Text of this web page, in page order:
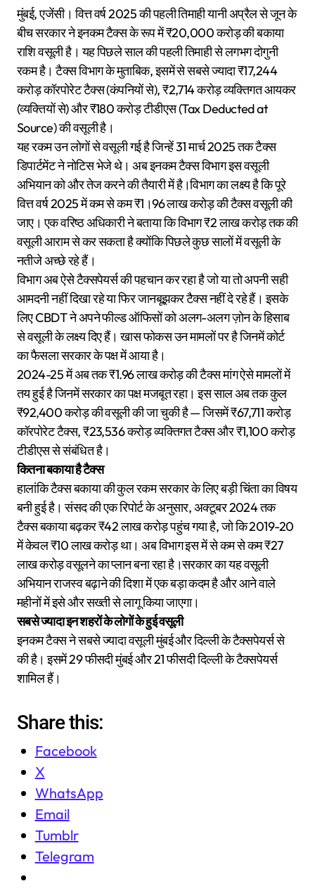
मुंबई, एजेंसी। वित्त वर्ष 2025 की पहली तिमाही यानी अप्रैल से जून के
बीच सरकार ने इनकम टैक्स के रूप में ₹20,000 करोड़ की बकाया
राशि वसूली है। यह पिछले साल की पहली तिमाही से लगभग दोगुनी
रकम है। टैक्स विभाग के मुताबिक, इसमें से सबसे ज्यादा ₹17,244
करोड़ कॉरपोरेट टैक्स (कंपनियों से), ₹2,714 करोड़ व्यक्तिगत आयकर
(व्यक्तियों से) और ₹180 करोड़ टीडीएस (Tax Deducted at
Source) की वसूली है।
यह रकम उन लोगों से वसूली गई है जिन्हें 31 मार्च 2025 तक टैक्स
डिपार्टमेंट ने नोटिस भेजे थे। अब इनकम टैक्स विभाग इस वसूली
अभियान को और तेज करने की तैयारी में है।विभाग का लक्ष्य है कि पूरे
वित्त वर्ष 2025 में कम से कम ₹1।96 लाख करोड़ की टैक्स वसूली की
जाए। एक वरिष्ठ अधिकारी ने बताया कि विभाग ₹2 लाख करोड़ तक की
वसूली आराम से कर सकता है क्योंकि पिछले कुछ सालों में वसूली के
नतीजे अच्छे रहे हैं।
विभाग अब ऐसे टैक्सपेयर्स की पहचान कर रहा है जो या तो अपनी सही
आमदनी नहीं दिखा रहे या फिर जानबूझकर टैक्स नहीं दे रहे हैं। इसके
लिए CBDT ने अपने फील्ड ऑफिसों को अलग-अलग ज़ोन के हिसाब
से वसूली के लक्ष्य दिए हैं। खास फोकस उन मामलों पर है जिनमें कोर्ट
का फैसला सरकार के पक्ष में आया है।
2024-25 में अब तक ₹1.96 लाख करोड़ की टैक्स मांग ऐसे मामलों में
तय हुई है जिनमें सरकार का पक्ष मजबूत रहा। इस साल अब तक कुल
₹92,400 करोड़ की वसूली की जा चुकी है — जिसमें ₹67,711 करोड़
कॉरपोरेट टैक्स, ₹23,536 करोड़ व्यक्तिगत टैक्स और ₹1,100 करोड़
टीडीएस से संबंधित है।
कितना बकाया है टैक्स
हालांकि टैक्स बकाया की कुल रकम सरकार के लिए बड़ी चिंता का विषय
बनी हुई है। संसद की एक रिपोर्ट के अनुसार, अक्टूबर 2024 तक
टैक्स बकाया बढ़कर ₹42 लाख करोड़ पहुंच गया है, जो कि 2019-20
में केवल ₹10 लाख करोड़ था। अब विभाग इस में से कम से कम ₹27
लाख करोड़ वसूलने का प्लान बना रहा है।सरकार का यह वसूली
अभियान राजस्व बढ़ाने की दिशा में एक बड़ा कदम है और आने वाले
महीनों में इसे और सख्ती से लागू किया जाएगा।
सबसे ज्यादा इन शहरों के लोगों के हुई वसूली
इनकम टैक्स ने सबसे ज्यादा वसूली मुंबई और दिल्ली के टैक्सपेयर्स से
की है। इसमें 29 फीसदी मुंबई और 21 फीसदी दिल्ली के टैक्सपेयर्स
शामिल हैं।
Share this:
Facebook
X
WhatsApp
Email
Tumblr
Telegram